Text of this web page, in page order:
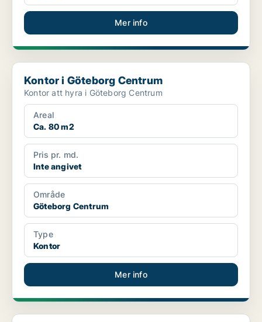
Mer info
Kontor i Göteborg Centrum
Kontor i Göteborg Centrum
Kontor att hyra i Göteborg Centrum
Areal
Ca. 80 m2
Pris pr. md.
Inte angivet
Område
Göteborg Centrum
Type
Kontor
Mer info
Kontor i Göteborg Centrum